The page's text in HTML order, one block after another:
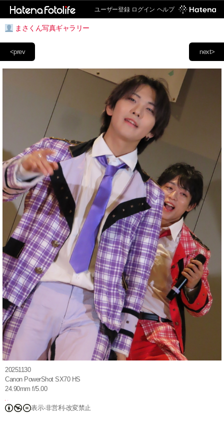
ユーザー登録 ログイン ヘルプ
まさくん写真ギャラリー
next>
<prev
20251130
Canon PowerShot SX70 HS
24.90mm f/5.00
表示-非営利-改変禁止